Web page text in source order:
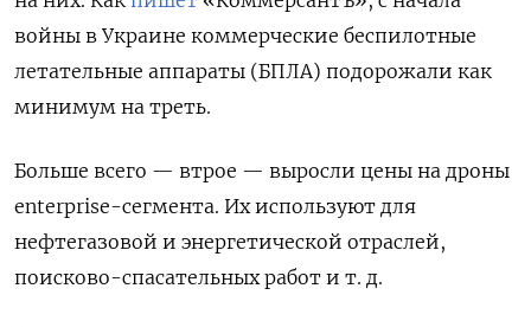
войны в Украине коммерческие беспилотные
летательные аппараты (БПЛА) подорожали как
минимум на треть.
Больше всего — втрое — выросли цены на дроны
enterprise-сегмента. Их используют для
нефтегазовой и энергетической отраслей,
поисково-спасательных работ и т. д.